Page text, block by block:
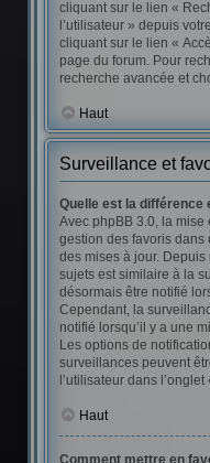
cliquant sur le lien «
l’utilisateur » depuis
cliquant sur le lien «
page du forum. Pour
recherche avancée et
Haut
Surveillance et
Quelle est la différence
Avec phpBB 3.0, la mise
gestion des favoris dans
des mises à jour.
sujets est similaire à la
désormais être notifié
Cependant, la
notifié lorsqu’il y a une
Les options de
surveillances peuvent
l’utilisateur dans
Haut